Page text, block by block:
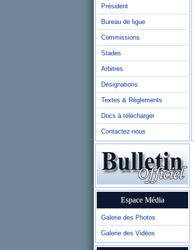
Président
Bureau de ligue
Commissions
Stades
Arbitres
Désignations
Textes & Réglements
Docs à télécharger
Contactez-nous
Espace Média
Galerie des Photos
Galerie des Vidéos